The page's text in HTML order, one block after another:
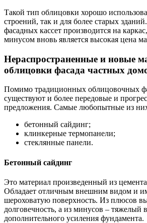
Такой тип облицовки хорошо
строений, так и для более старых
фасадных кассет производится на
минусом вновь является высокая цена
Нераспространенные и новые
облицовки фасада частных
Помимо традиционных облицовочных
существуют и более передовые и
предложения. Самые любопытные из
бетонный сайдинг;
клинкерные термопанели;
стеклянные панели.
Бетонный сайдинг
Это материал произведенный из
Обладает отличным внешним видом и
шероховатую поверхность. Из плюсов
долговечность, а из минусов – тяжелый
дополнительного усиления фундамента.